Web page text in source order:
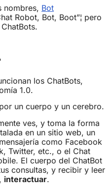
nombres, Bot
Robot, Bot, Boot”¦ pero
los ChatBots,
1.0.
un cuerpo y un cerebro.
ves, y toma la forma
en un sitio web, un
como Facebook
Twitter, etc., o el Chat
El cuerpo del ChatBot
consultas, y recibir y leer
interactuar.